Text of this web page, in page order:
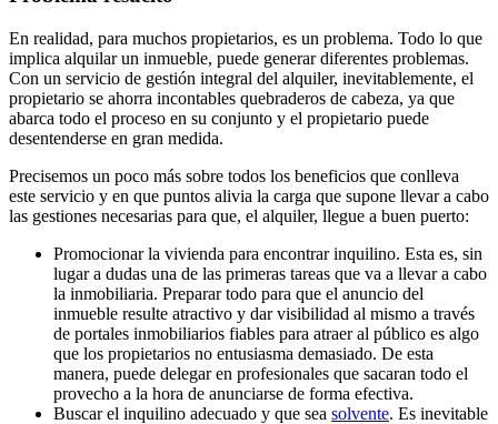
En realidad, para muchos propietarios, es un problema. Todo lo que
implica alquilar un inmueble, puede generar diferentes problemas.
Con un servicio de gestión integral del alquiler, inevitablemente, el
propietario se ahorra incontables quebraderos de cabeza, ya que
abarca todo el proceso en su conjunto y el propietario puede
desentenderse en gran medida.
Precisemos un poco más sobre todos los beneficios que conlleva
este servicio y en que puntos alivia la carga que supone llevar a cabo
las gestiones necesarias para que, el alquiler, llegue a buen puerto:
Promocionar la vivienda para encontrar inquilino. Esta es, sin
lugar a dudas una de las primeras tareas que va a llevar a cabo
la inmobiliaria. Preparar todo para que el anuncio del
inmueble resulte atractivo y dar visibilidad al mismo a través
de portales inmobiliarios fiables para atraer al público es algo
que los propietarios no entusiasma demasiado. De esta
manera, puede delegar en profesionales que sacaran todo el
provecho a la hora de anunciarse de forma efectiva.
Buscar el inquilino adecuado y que sea solvente. Es inevitable